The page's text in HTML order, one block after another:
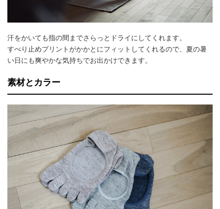
汗をかいても指の間までさらっとドライにしてくれます。
すべり止めプリントがかかとにフィットしてくれるので、夏の暑
い日にも爽やかな気持ちでお出かけできます。
素材とカラー